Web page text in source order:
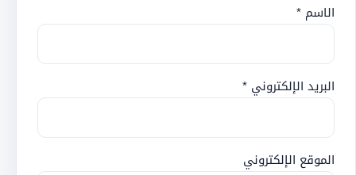
الاسم *
البريد الإلكتروني *
الموقع الإلكتروني